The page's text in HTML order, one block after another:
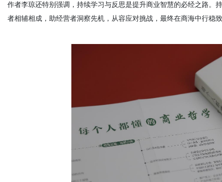
作者李琼还特别强调，持续学习与反思是提升商业智慧的必经之路。
者相辅相成，助经营者洞察先机，从容应对挑战，最终在商海中行稳